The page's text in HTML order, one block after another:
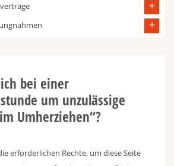
bei einer
um unzulässige
Umherziehen“?
erforderlichen Rechte, um diese Seite